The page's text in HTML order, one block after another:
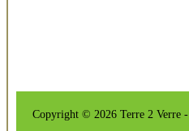
Copyright © 2026 Terre 2 Verre -